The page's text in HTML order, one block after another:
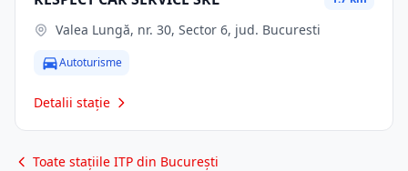
Valea Lungă, nr. 30, Sector 6, jud. Bucuresti
Autoturisme
Detalii stație
Toate stațiile ITP din București